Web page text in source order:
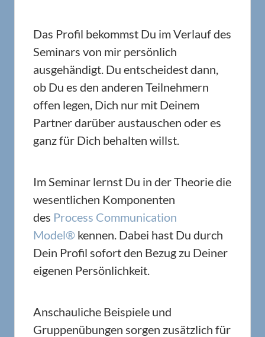
Das Profil bekommst Du im Verlauf des
Seminars von mir persönlich
ausgehändigt. Du entscheidest dann,
ob Du es den anderen Teilnehmern
offen legen, Dich nur mit Deinem
Partner darüber austauschen oder es
ganz für Dich behalten willst.
Im Seminar lernst Du in der Theorie die
wesentlichen Komponenten
des Process Communication
Model® kennen. Dabei hast Du durch
Dein Profil sofort den Bezug zu Deiner
eigenen Persönlichkeit.
Anschauliche Beispiele und
Gruppenübungen sorgen zusätzlich für